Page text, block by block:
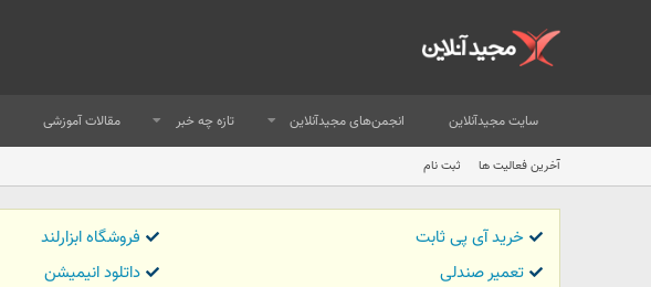
سایت مجیدآنلاین انجمن‌های مجیدآنلاین تازه چه خبر مقالات آموزشی
آخرین فعالیت ها ثبت نام
خرید آی پی ثابت فروشگاه ابزارلند
تعمیر صندلی
داتلود انیمیشن